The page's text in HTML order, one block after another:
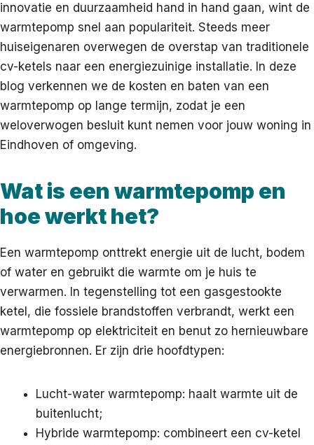
innovatie en duurzaamheid hand in hand gaan, wint de
warmtepomp snel aan populariteit. Steeds meer
huiseigenaren overwegen de overstap van traditionele
cv-ketels naar een energiezuinige installatie. In deze
blog verkennen we de kosten en baten van een
warmtepomp op lange termijn, zodat je een
weloverwogen besluit kunt nemen voor jouw woning in
Eindhoven of omgeving.
Wat is een warmtepomp en
hoe werkt het?
Een warmtepomp onttrekt energie uit de lucht, bodem
of water en gebruikt die warmte om je huis te
verwarmen. In tegenstelling tot een gasgestookte
ketel, die fossiele brandstoffen verbrandt, werkt een
warmtepomp op elektriciteit en benut zo hernieuwbare
energiebronnen. Er zijn drie hoofdtypen:
Lucht-water warmtepomp: haalt warmte uit de
buitenlucht;
Hybride warmtepomp: combineert een cv-ketel